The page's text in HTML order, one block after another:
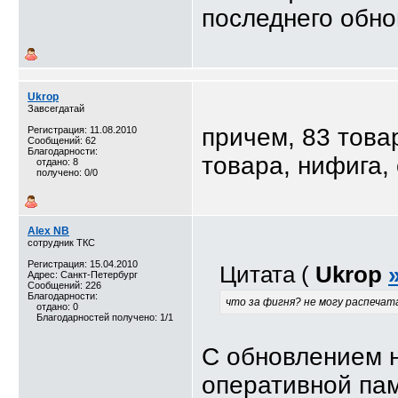
последнего
Ukrop
Завсегдатай
Регистрация: 11.08.2010
Сообщений: 62
Благодарности:
отдано: 8
получено: 0/0
причем, 83
товара, нифига,
Alex NB
сотрудник ТКС
Регистрация: 15.04.2010
Адрес: Санкт-Петербург
Сообщений: 226
Благодарности:
отдано: 0
Благодарностей получено: 1/1
Цитата ( Ukrop
что за фигня? не могу
С обновлением
оперативной